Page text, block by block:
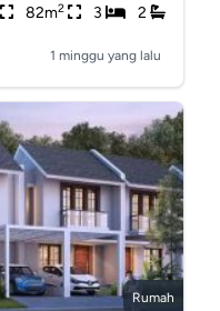
82m2 3 2
1 minggu yang lalu
Rumah